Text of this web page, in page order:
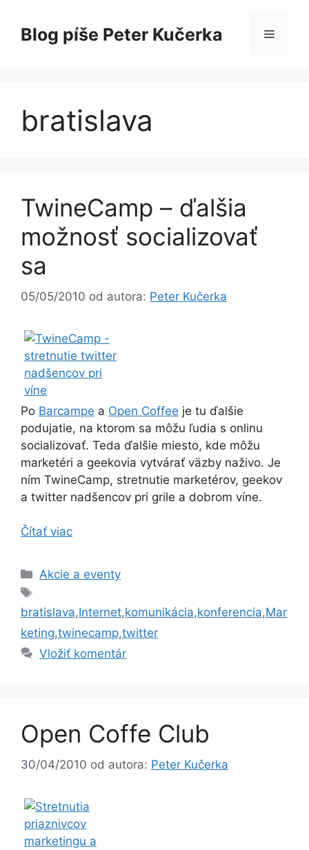
obsahBlog píše Peter Kučerka Menu
bratislava
TwineCamp – ďalšia
možnosť socializovať
sa
05/05/2010 od autora: Peter Kučerka
Po Barcampe a Open Coffee je tu ďalšie
podujatie, na ktorom sa môžu ľudia s onlinu
socializovať. Teda ďalšie miesto, kde môžu
marketéri a geekovia vytvárať väzby naživo. Je
ním TwineCamp, stretnutie marketérov, geekov
a twitter nadšencov pri grile a dobrom víne.
Čítať viac
Kategórie
Akcie a eventy
bratislava,Internet,komunikácia,konferencia,Mar
keting,twinecamp,twitter
Vložiť komentár
Open Coffe Club
30/04/2010 od autora: Peter Kučerka